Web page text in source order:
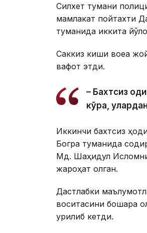
Силхет тумани
мамлакат пойтахти
туманида иккита
Саккиз киши воқеа
вафот этди.
– Бахтсиз
кўра,
Иккинчи бахтсиз
Богра туманида
Мд. Шаҳидул
жароҳат олган.
Дастлабки
воситасини бошқара
урилиб кетди.